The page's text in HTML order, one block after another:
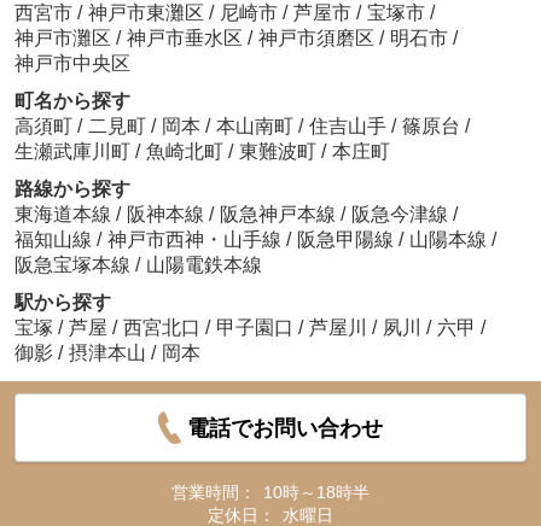
西宮市 / 神戸市東灘区 / 尼崎市 / 芦屋市 / 宝塚市 /
神戸市灘区 / 神戸市垂水区 / 神戸市須磨区 / 明石市 /
神戸市中央区
町名から探す
高須町 / 二見町 / 岡本 / 本山南町 / 住吉山手 / 篠原台 /
生瀬武庫川町 / 魚崎北町 / 東難波町 / 本庄町
路線から探す
東海道本線 / 阪神本線 / 阪急神戸本線 / 阪急今津線 /
福知山線 / 神戸市西神・山手線 / 阪急甲陽線 / 山陽本線 /
阪急宝塚本線 / 山陽電鉄本線
駅から探す
宝塚 / 芦屋 / 西宮北口 / 甲子園口 / 芦屋川 / 夙川 / 六甲 /
御影 / 摂津本山 / 岡本
電話でお問い合わせ
営業時間：
10時～18時半
定休日：
水曜日